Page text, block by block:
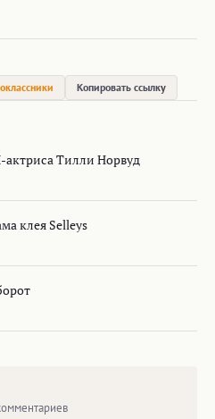
Копировать ссылку
Тилли Норвуд
клея Selleys